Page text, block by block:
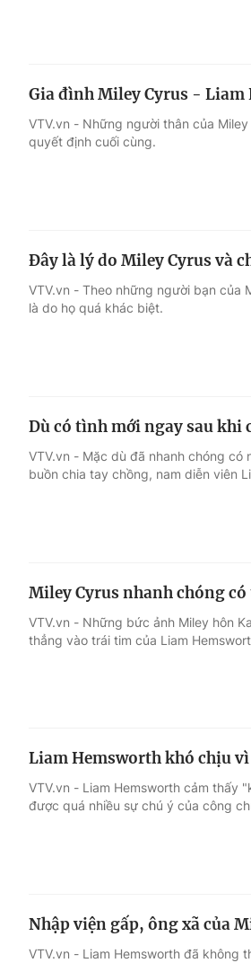
Gia đình Miley Cyrus - Liam
VTV.vn - Những người thân của
quyết định cuối cùng.
Đây là lý do Miley Cyrus và
VTV.vn - Theo những người bạn của
là do họ quá khác biệt.
Dù có tình mới ngay sau khi
VTV.vn - Mặc dù đã nhanh chóng
buồn chia tay chồng, nam diễn viên
Miley Cyrus nhanh chóng
VTV.vn - Những bức ảnh Miley hôn
thẳng vào trái tim của Liam
Liam Hemsworth khó chịu
VTV.vn - Liam Hemsworth cảm thấy
được quá nhiều sự chú ý của công
Nhập viện gấp, ông xã của
VTV.vn - Liam Hemsworth đã không